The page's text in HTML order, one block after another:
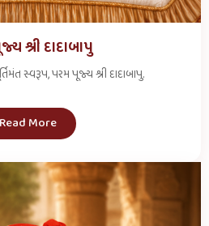
શ્રી દાદાબાપુ
સ્વરૂપ, પરમ પૂજ્ય શ્રી દાદાબાપુ.
Read More